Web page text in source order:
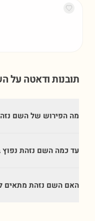
תובנות ודאטה על
מה הפירוש של השם
עד כמה השם נזהת נפוץ
האם השם נזהת מתאים